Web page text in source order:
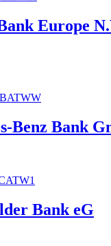
Europe
Benz Bank
Bank eG